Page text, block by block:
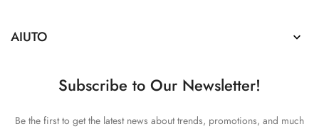
AIUTO 
Subscribe to Our Newsletter!
Be the first to get the latest news about trends, promotions, and much